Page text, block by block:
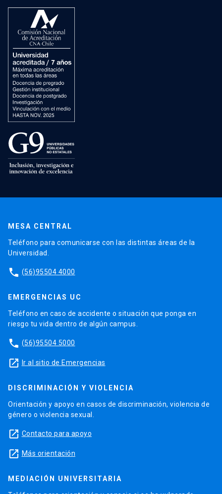
MESA CENTRAL
Teléfono para comunicarse con las distintas áreas de la
Universidad.
phone (56)95504 4000
EMERGENCIAS UC
Teléfono en caso de accidente o situación que ponga en
riesgo tu vida dentro de algún campus.
phone (56)95504 5000
launch Ir al sitio de Emergencias
DISCRIMINACIÓN Y VIOLENCIA
Orientación y apoyo en casos de discriminación, violencia de
género o violencia sexual.
launch Contacto para apoyo
launch Más orientación
MEDIACIÓN UNIVERSITARIA